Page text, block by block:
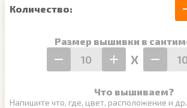
Количество:
Размер вышивки в
Х
Что вышиваем?
Напишите что, где, цвет, расположение и др.